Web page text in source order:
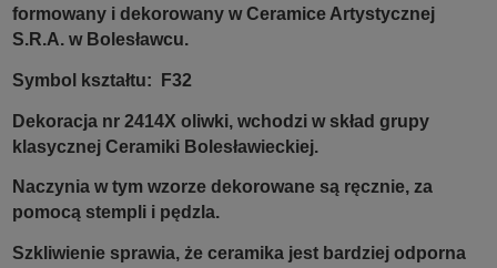
formowany i dekorowany w Ceramice Artystycznej
S.R.A. w Bolesławcu.
Symbol kształtu: F32
Dekoracja nr 2414X oliwki, wchodzi w skład grupy
klasycznej Ceramiki Bolesławieckiej.
Naczynia w tym wzorze dekorowane są ręcznie, za
pomocą stempli i pędzla.
Szkliwienie sprawia, że ceramika jest bardziej odporna